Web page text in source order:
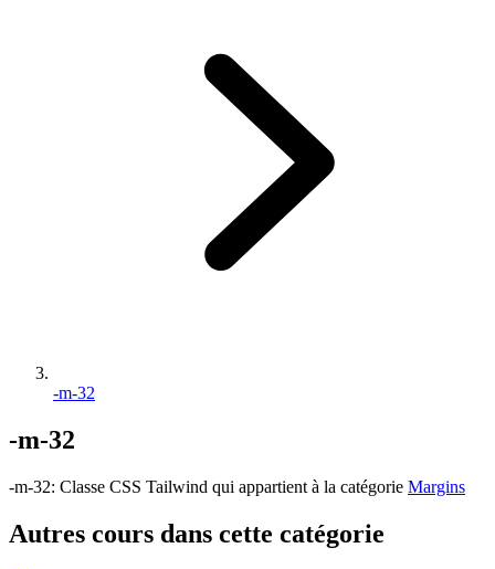
-m-32
-m-32
-m-32: Classe CSS Tailwind qui appartient à la catégorie Margins
Autres cours dans cette catégorie